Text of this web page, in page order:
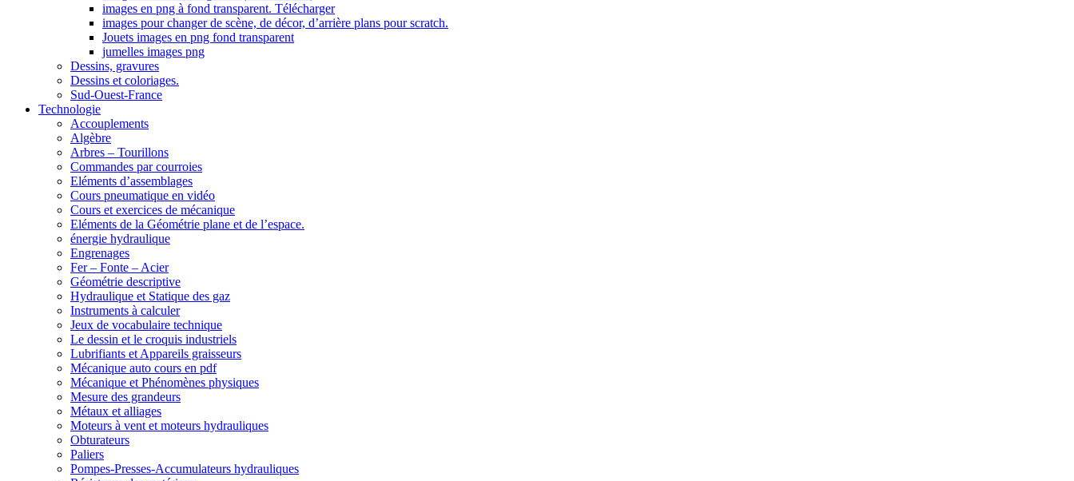
images en png à fond transparent. Télécharger
images pour changer de scène, de décor, d’arrière plans pour scratch.
Jouets images en png fond transparent
jumelles images png
Dessins, gravures
Dessins et coloriages.
Sud-Ouest-France
Technologie
Accouplements
Algèbre
Arbres – Tourillons
Commandes par courroies
Eléments d’assemblages
Cours pneumatique en vidéo
Cours et exercices de mécanique
Eléments de la Géométrie plane et de l’espace.
énergie hydraulique
Engrenages
Fer – Fonte – Acier
Géométrie descriptive
Hydraulique et Statique des gaz
Instruments à calculer
Jeux de vocabulaire technique
Le dessin et le croquis industriels
Lubrifiants et Appareils graisseurs
Mécanique auto cours en pdf
Mécanique et Phénomènes physiques
Mesure des grandeurs
Métaux et alliages
Moteurs à vent et moteurs hydrauliques
Obturateurs
Paliers
Pompes-Presses-Accumulateurs hydrauliques